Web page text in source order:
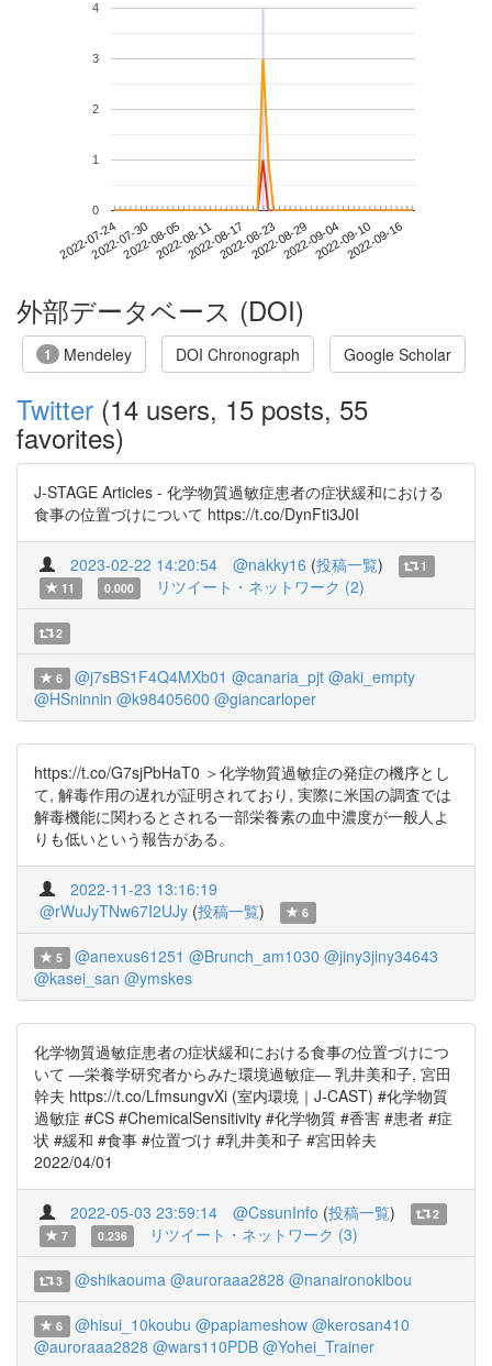
2022-07-242022-07-302022-08-052022-08-112022-08-172022-08-232022-08-292022-09-042022-09-102022-09-16
0
1
2
3
4
外部データベース (DOI)
1 Mendeley DOI Chronograph Google Scholar
Twitter (14 users, 15 posts, 55
favorites)
J-STAGE Articles - 化学物質過敏症患者の症状緩和における
食事の位置づけについて https://t.co/DynFti3J0I
2023-02-22 14:20:54 @nakky16 (投稿一覧)
1
11
0.000 リツイート・ネットワーク (2)
2
6 @j7sBS1F4Q4MXb01 @canaria_pjt @aki_empty
@HSninnin @k98405600 @giancarloper
https://t.co/G7sjPbHaT0 ＞化学物質過敏症の発症の機序とし
て, 解毒作用の遅れが証明されており, 実際に米国の調査では
解毒機能に関わるとされる一部栄養素の血中濃度が一般人よ
りも低いという報告がある。
2022-11-23 13:16:19
@rWuJyTNw67I2UJy (投稿一覧) 6
5 @anexus61251 @Brunch_am1030 @jiny3jiny34643
@kasei_san @ymskes
化学物質過敏症患者の症状緩和における食事の位置づけにつ
いて ―栄養学研究者からみた環境過敏症― 乳井美和子, 宮田
幹夫 https://t.co/LfmsungvXi (室内環境｜J-CAST) #化学物質
過敏症 #CS #ChemicalSensitivity #化学物質 #香害 #患者 #症
状 #緩和 #食事 #位置づけ #乳井美和子 #宮田幹夫
2022/04/01
2022-05-03 23:59:14 @CssunInfo (投稿一覧)
2
7
0.236 リツイート・ネットワーク (3)
3 @shikaouma @auroraaa2828 @nanaironokibou
6 @hisui_10koubu @papiameshow @kerosan410
@auroraaa2828 @wars110PDB @Yohei_Trainer